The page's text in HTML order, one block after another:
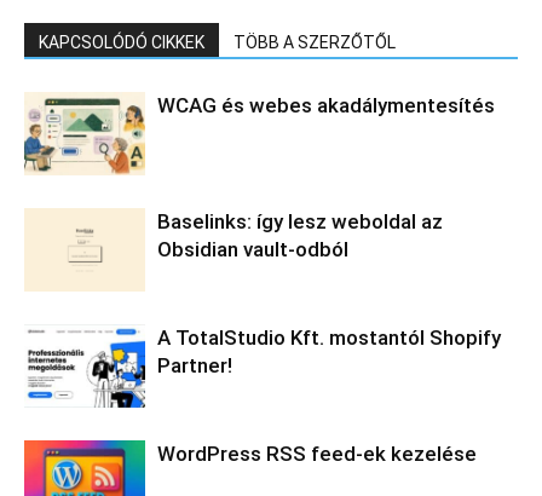
KAPCSOLÓDÓ CIKKEK TÖBB A SZERZŐTŐL
WCAG és webes akadálymentesítés
Baselinks: így lesz weboldal az
Obsidian vault-odból
A TotalStudio Kft. mostantól Shopify
Partner!
WordPress RSS feed-ek kezelése